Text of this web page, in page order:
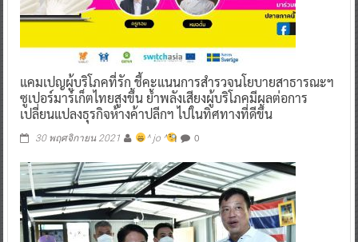
แคมเปญผู้บริโภคที่รัก ชี้คะแนนการสำรวจนโยบายสาธารณะฯ
ซูเปอร์มาร์เก็ตไทยสูงขึ้น ย้ำพลังเสียงผู้บริโภคมีผลต่อการ
เปลี่ยนแปลงธุรกิจห้างค้าปลีกฯ ไปในทิศทางที่ดีขึ้น
30 พฤศจิกายน 2021 ^ jo ^ 0